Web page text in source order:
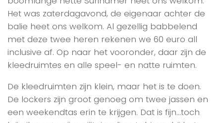
Het was zaterdagavond, de eigenaar achter de
balie heet ons welkom. Al gezellig babbelend
met deze twee heren rekenen we 60 euro all
inclusive af. Op naar het vooronder, daar zijn de
kleedruimtes en alle speel- en natte ruimten.
De kleedruimten zijn klein, maar het is te doen.
De lockers zijn groot genoeg om twee jassen en
een weekendtas erin te krijgen. Dat is fijn…toch